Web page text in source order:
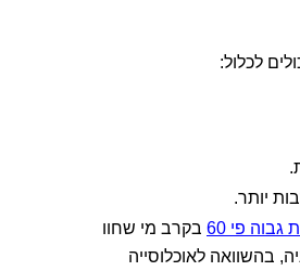
לכלול:
יותר.
פי 60
בקרב מי שחוו
בהשוואה לאוכלוסייה